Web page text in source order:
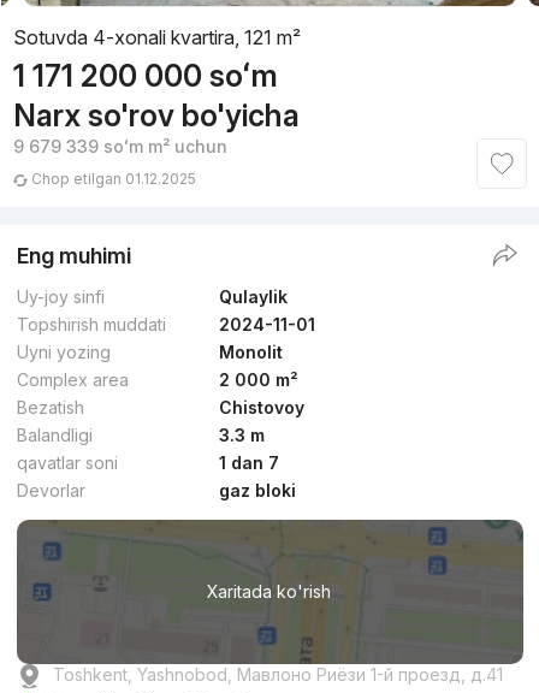
Sotuvda 4-xonali kvartira, 121 m²
1 171 200 000 soʻm
Narx so'rov bo'yicha
9 679 339 soʻmm² uchun
Chop etilgan 01.12.2025
Eng muhimi
Uy-joy sinfi
Qulaylik
Topshirish muddati
2024-11-01
Uyni yozing
Monolit
Complex area
2 000 m²
Bezatish
Chistovoy
Balandligi
3.3 m
qavatlar soni
1 dan 7
Devorlar
gaz bloki
Xaritada ko'rish
Toshkent, Yashnobod, Мавлоно Риёзи 1-й проезд, д.41